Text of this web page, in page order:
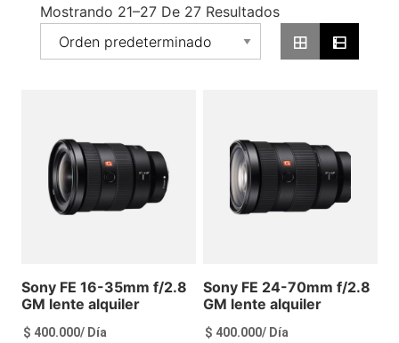
Mostrando 21–27 De 27 Resultados
Sony FE 16-35mm f/2.8
GM lente alquiler
$ 400.000/ Día
Sony FE 24-70mm f/2.8
GM lente alquiler
$ 400.000/ Día